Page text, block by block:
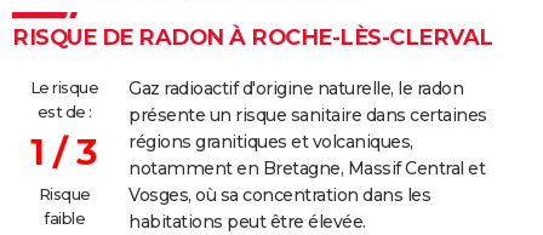
RISQUE DE RADON À ROCHE-LÈS-CLERVAL
Le risque
est de :
1 / 3
Risque
faible
Gaz radioactif d'origine naturelle, le radon
présente un risque sanitaire dans certaines
régions granitiques et volcaniques,
notamment en Bretagne, Massif Central et
Vosges, où sa concentration dans les
habitations peut être élevée.